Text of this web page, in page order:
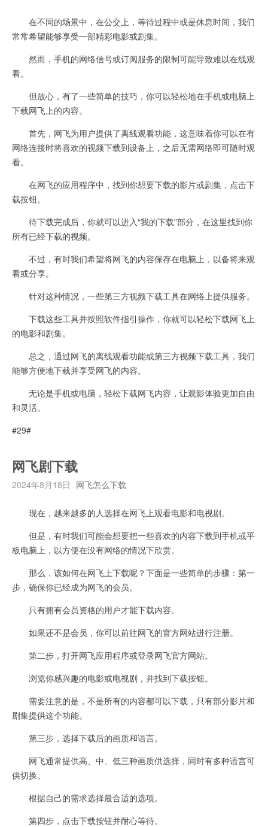
在不同的场景中，在公交上，等待过程中或是休息时间，我们
常常希望能够享受一部精彩电影或剧集。
然而，手机的网络信号或订阅服务的限制可能导致难以在线观
看。
但放心，有了一些简单的技巧，你可以轻松地在手机或电脑上
下载网飞上的内容。
首先，网飞为用户提供了离线观看功能，这意味着你可以在有
网络连接时将喜欢的视频下载到设备上，之后无需网络即可随时观
看。
在网飞的应用程序中，找到你想要下载的影片或剧集，点击下
载按钮。
待下载完成后，你就可以进入“我的下载”部分，在这里找到你
所有已经下载的视频。
不过，有时我们希望将网飞的内容保存在电脑上，以备将来观
看或分享。
针对这种情况，一些第三方视频下载工具在网络上提供服务。
下载这些工具并按照软件指引操作，你就可以轻松下载网飞上
的电影和剧集。
总之，通过网飞的离线观看功能或第三方视频下载工具，我们
能够方便地下载并享受网飞的内容。
无论是手机或电脑，轻松下载网飞内容，让观影体验更加自由
和灵活。
#29#
网飞剧下载
2024年8月18日 网飞怎么下载
现在，越来越多的人选择在网飞上观看电影和电视剧。
但是，有时我们可能会想要把一些喜欢的内容下载到手机或平
板电脑上，以方便在没有网络的情况下欣赏。
那么，该如何在网飞上下载呢？下面是一些简单的步骤：第一
步，确保你已经成为网飞的会员。
只有拥有会员资格的用户才能下载内容。
如果还不是会员，你可以前往网飞的官方网站进行注册。
第二步，打开网飞应用程序或登录网飞官方网站。
浏览你感兴趣的电影或电视剧，并找到下载按钮。
需要注意的是，不是所有的内容都可以下载，只有部分影片和
剧集提供这个功能。
第三步，选择下载后的画质和语言。
网飞通常提供高、中、低三种画质供选择，同时有多种语言可
供切换。
根据自己的需求选择最合适的选项。
第四步，点击下载按钮并耐心等待。